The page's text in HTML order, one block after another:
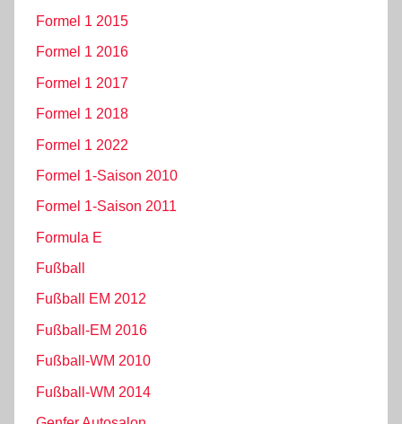
Formel 1 2015
Formel 1 2016
Formel 1 2017
Formel 1 2018
Formel 1 2022
Formel 1-Saison 2010
Formel 1-Saison 2011
Formula E
Fußball
Fußball EM 2012
Fußball-EM 2016
Fußball-WM 2010
Fußball-WM 2014